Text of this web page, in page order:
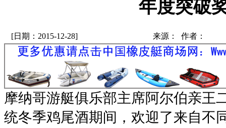
年度突破
[日期：2015-12-28] 来源： 作者：
摩纳哥游艇俱乐部主席阿尔伯亲王
统冬季鸡尾酒期间，欢迎了来自不